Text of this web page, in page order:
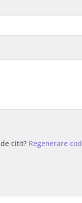
citit? Regenerare cod